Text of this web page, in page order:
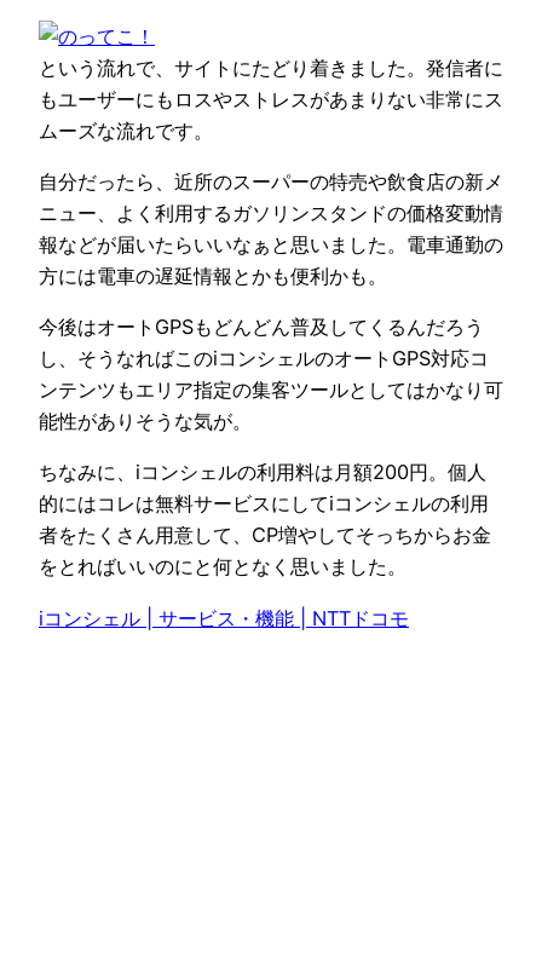
という流れで、サイトにたどり着きました。発信者に
もユーザーにもロスやストレスがあまりない非常にス
ムーズな流れです。
自分だったら、近所のスーパーの特売や飲食店の新メ
ニュー、よく利用するガソリンスタンドの価格変動情
報などが届いたらいいなぁと思いました。電車通勤の
方には電車の遅延情報とかも便利かも。
今後はオートGPSもどんどん普及してくるんだろう
し、そうなればこのiコンシェルのオートGPS対応コ
ンテンツもエリア指定の集客ツールとしてはかなり可
能性がありそうな気が。
ちなみに、iコンシェルの利用料は月額200円。個人
的にはコレは無料サービスにしてiコンシェルの利用
者をたくさん用意して、CP増やしてそっちからお金
をとればいいのにと何となく思いました。
iコンシェル | サービス・機能 | NTTドコモ